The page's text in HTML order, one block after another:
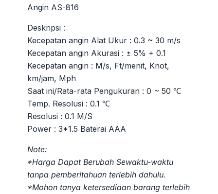
Angin AS-816
Deskripsi :
Kecepatan angin Alat Ukur : 0.3 ~ 30 m/s
Kecepatan angin Akurasi : ± 5% + 0.1
Kecepatan angin : M/s, Ft/menit, Knot,
km/jam, Mph
Saat ini/Rata-rata Pengukuran : 0 ~ 50 ℃
Temp. Resolusi : 0.1 ℃
Resolusi : 0.1 M/S
Power : 3*1.5 Baterai AAA
Note:
*Harga Dapat Berubah Sewaktu-waktu
tanpa pemberitahuan terlebih dahulu.
*Mohon tanya ketersediaan barang terlebih